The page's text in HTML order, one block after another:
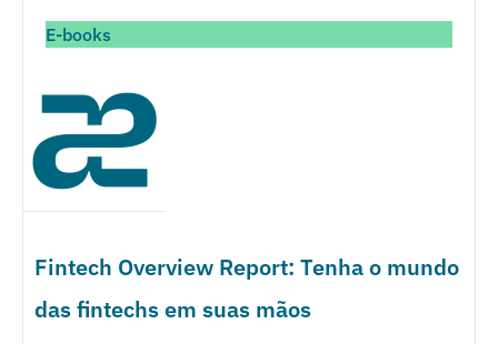
E-books
Fintech Overview Report: Tenha o mundo
das fintechs em suas mãos